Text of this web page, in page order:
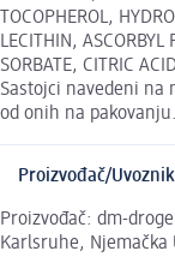
TOCOPHEROL,
LECITHIN, ASCORBYL
SORBATE, CITRIC
Sastojci navedeni na
od onih na pakovanju.
Proizvođač/Uvoznik
Proizvođač: dm-
Karlsruhe, Njemačka